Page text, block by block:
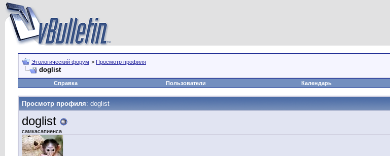
Этологический форум > Просмотр профиля
doglist
Справка
Пользователи Календарь
Просмотр профиля: doglist
doglist
самкасапиенса